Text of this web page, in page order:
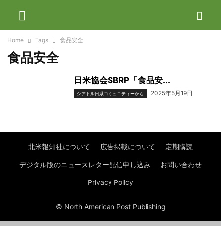
Home Tags 食品安全
食品安全
日米協会SBRP「食品安...
シアトル日系コミュニティーから 2025年5月19日
北米報知社について 広告掲載について 定期購読
デジタル版のニュースレター配信申し込み お問い合わせ
Privacy Policy
© North American Post Publishing